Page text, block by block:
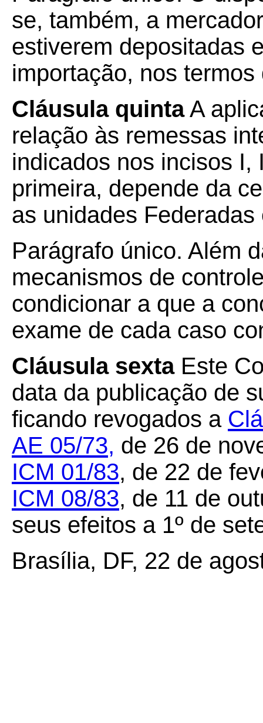
se, também, a
estiverem depositadas
importação, nos
Cláusula quintaA
relação às remessas
indicados nos incisos I,
primeira, depende da
as unidades Federadas
Parágrafo único. Além
mecanismos de
condicionar a que a
exame de cada caso
Cláusula sextaEste
data da publicação de
ficando revogados a
AE 05/73, de 26 de
ICM 01/83, de 22 de
ICM 08/83, de 11 de
seus efeitos a 1º de
Brasília, DF, 22 de